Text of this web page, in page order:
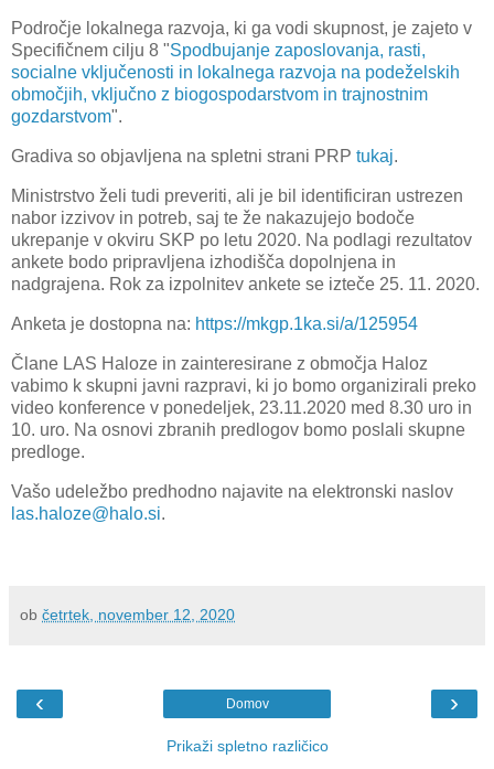
Področje lokalnega razvoja, ki ga vodi skupnost, je zajeto v
Specifičnem cilju 8 "Spodbujanje zaposlovanja, rasti,
socialne vključenosti in lokalnega razvoja na podeželskih
območjih, vključno z biogospodarstvom in trajnostnim
gozdarstvom".
Gradiva so objavljena na spletni strani PRP tukaj.
Ministrstvo želi tudi preveriti, ali je bil identificiran ustrezen
nabor izzivov in potreb, saj te že nakazujejo bodoče
ukrepanje v okviru SKP po letu 2020. Na podlagi rezultatov
ankete bodo pripravljena izhodišča dopolnjena in
nadgrajena. Rok za izpolnitev ankete se izteče 25. 11. 2020.
Anketa je dostopna na: https://mkgp.1ka.si/a/125954
Člane LAS Haloze in zainteresirane z območja Haloz
vabimo k skupni javni razpravi, ki jo bomo organizirali preko
video konference v ponedeljek, 23.11.2020 med 8.30 uro in
10. uro. Na osnovi zbranih predlogov bomo poslali skupne
predloge.
Vašo udeležbo predhodno najavite na elektronski naslov
las.haloze@halo.si.
ob četrtek, november 12, 2020
‹ ›
Domov
Prikaži spletno različico